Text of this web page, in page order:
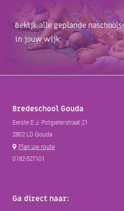
Bekijk alle geplande
in jouw wijk
Bredeschool Gouda
Eerste E.J. Potgieterstraat 21
2802 LD Gouda
Plan uw route
0182-527101
Ga direct naar: